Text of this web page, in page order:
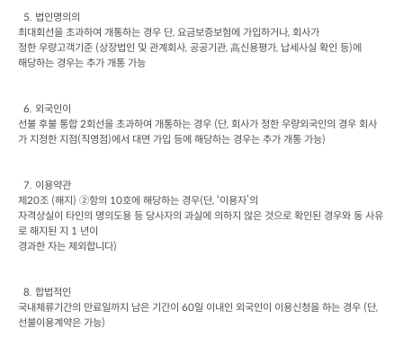
  5.
법인명의의
최대회선을 초과하여 개통하는 경우 단, 요금보증보험에 가입하거나, 회사가
정한 우량고객기준 (상장법인 및 관계회사, 공공기관, 高신용평가, 납세사실 확인 등)에
해당하는 경우는 추가 개통 가능
  6.
외국인이
선불 후불 통합 2회선을 초과하여 개통하는 경우 (단, 회사가 정한 우량외국인의 경우 회사
가 지정한 지점(직영점)에서 대면 가입 등에 해당하는 경우는 추가 개통 가능)
  7.
이용약관
제 20조 (해지 ) ②항의 10호에 해당하는 경우(단, ‘이용자’의
자격상실이 타인의 명의도용 등 당사자의 과실에 의하지 않은 것으로 확인된 경우와 동 사유
로 해지된 지 1 년이
경과한 자는 제외합니다)
  8.
합법적인
국내체류기간의 만료일까지 남은 기간이 60일 이내인 외국인이 이용신청을 하는 경우 (단
선불이용계약은 가능)